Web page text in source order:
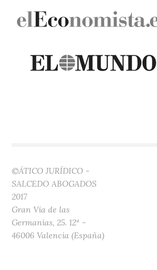
©ÁTICO JURÍDICO -
SALCEDO ABOGADOS
2017
Gran Vía de las
Germanías, 25. 12ª -
46006 Valencia (España)